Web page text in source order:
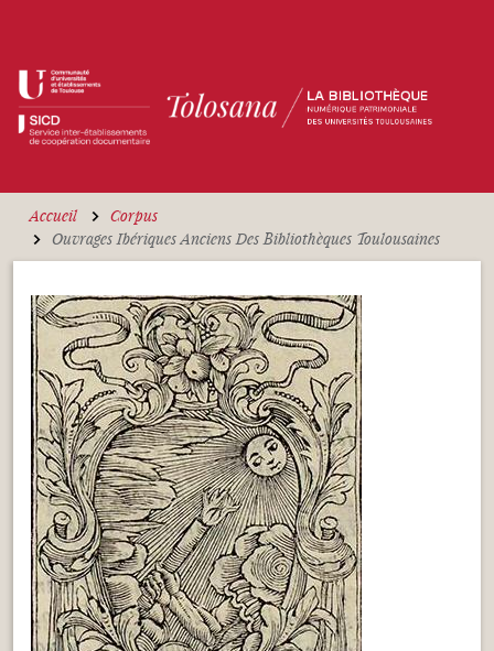
Accueil
Corpus
Ouvrages Ibériques Anciens Des Bibliothèques Toulousaines